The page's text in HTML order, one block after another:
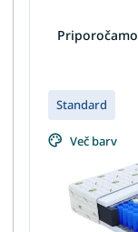
r
č
a
Priporočamo
L
s
t
Standard
Več barv